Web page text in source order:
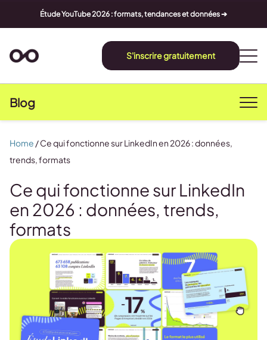
Étude YouTube 2026 : formats, tendances et données ➔
S'inscrire gratuitement
Blog
Ce qui fonctionne sur LinkedIn
en 2026 : données, trends,
formats
Home /Ce qui fonctionne sur LinkedIn en 2026 : données,
trends, formats